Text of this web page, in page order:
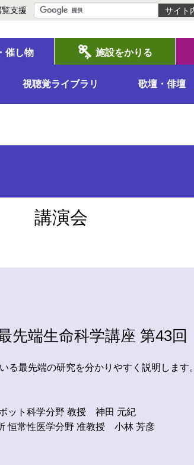
覧支援
催し物 施設をかりる
視聴覚ライブラリ 歌壇・俳壇
講演会
先端生命科学講座 第43回
る最先端の研究を分かりやすく説明します
ット科学分野 教授 神田 元紀
恒常性医学分野 准教授 小林 芳彦